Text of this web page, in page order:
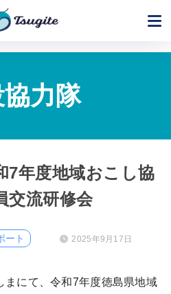
力隊
7年度地域おこし協
交流研修会
ート 2025年9月17日
まにて、令和7年度徳島県地域